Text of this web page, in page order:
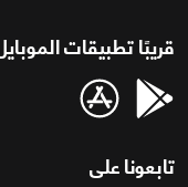
قريبًا تطبيقات
تابعونا على